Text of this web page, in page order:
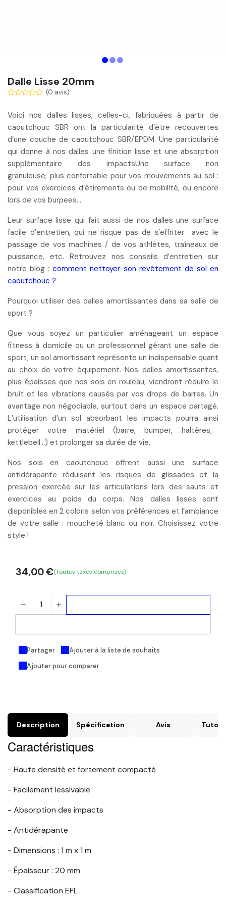
Dalle Lisse 20mm
(0 avis)
Voici nos dalles lisses, celles-ci, fabriquées à partir de
caoutchouc SBR ont la particularité d’être recouvertes
d’une couche de caoutchouc SBR/EPDM. Une particularité
qui donne à nos dalles une finition lisseet une absorption
supplémentaire des impactsUne surface non
granuleuse, plus confortable pour vos mouvements au sol :
pour vos exercices d’étirements ou de mobilité, ou encore
lors de vos burpees…
Leur surface lisse qui fait aussi de nos dalles une surface
facile d’entretien, qui ne risque pas de s'effriteravec le
passage de vos machines / de vos athlètes, traîneaux de
puissance, etc. Retrouvez nos conseils d’entretien sur
notre blog :comment nettoyer son revêtement de sol en
caoutchouc ?
Pourquoi utiliser des dalles amortissantes dans sa salle de
sport ?
Que vous soyez un particulier aménageant un espace
fitness à domicile ou un professionnelgérant une salle de
sport, un sol amortissant représente un indispensable quant
au choix de votre équipement. Nos dalles amortissantes,
plus épaisses que nos sols en rouleau, viendrontréduire le
bruit et les vibrations causés par vos drops de barres. Un
avantage non négociable, surtout dans un espace partagé.
L’utilisation d’un sol absorbant les impacts pourra ainsi
protéger votre matériel (barre, bumper, haltères,
kettlebell…) et prolonger sa durée de vie.
Nos sols en caoutchouc offrent aussi une surface
antidérapante réduisant les risques de glissades et la
pression exercée sur les articulations lors des sauts et
exercices au poids du corps. Nos dalles lisses sont
disponibles en 2 coloris selon vos préférences et l’ambiance
de votre salle : moucheté blanc ou noir. Choisissez votre
style !
Ajouter pour comparer
Partager Ajouter à la liste de souhaits
34,00€(Toutes taxes comprises)
Description Spécification Avis
Caractéristiques
- Haute densité et fortement compacté
- Facilement lessivable
- Absorption des impacts
- Antidérapante
- Dimensions : 1 m x 1 m
- Épaisseur : 20 mm
- Classification EFL